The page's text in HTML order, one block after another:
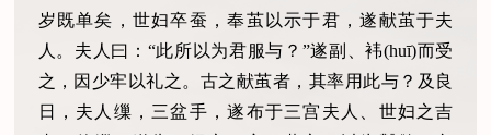
岁既单矣，世妇卒蚕，奉茧以示于君，遂献茧于夫
人。夫人曰：“此所以为君服与？”遂副、袆(huī)而受
之，因少牢以礼之。古之献茧者，其率用此与？及良
日，夫人缫，三盆手，遂布于三宫夫人、世妇之吉